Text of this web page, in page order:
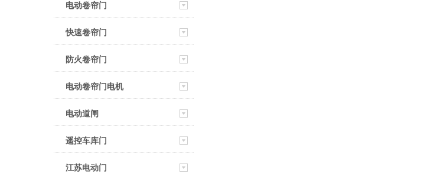
电动卷帘门
快速卷帘门
防火卷帘门
电动卷帘门电机
电动道闸
遥控车库门
江苏电动门